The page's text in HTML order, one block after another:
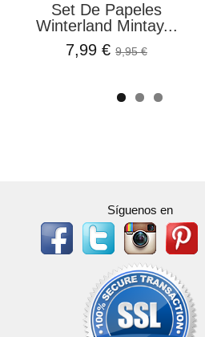
Set De Papeles
Winterland Mintay...
7,99 €9,95 €
Síguenos en